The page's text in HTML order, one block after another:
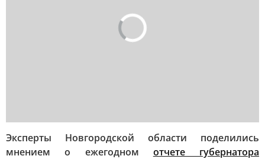
Эксперты Новгородской области поделились
мнением о ежегодном отчете губернатора